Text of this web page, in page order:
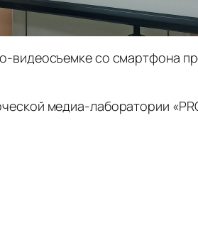
со смартфона
медиа-лаборатории